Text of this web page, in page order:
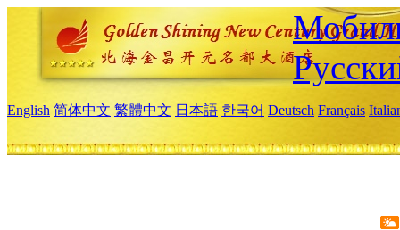
English 简体中文 繁體中文 日本語 한국어 Deutsch Français